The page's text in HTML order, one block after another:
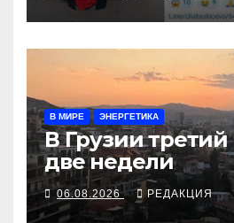
В МИРЕ ЭНЕРГЕТИКА
В Грузии третий
две недели
06.08.2026 РЕДАКЦИЯ